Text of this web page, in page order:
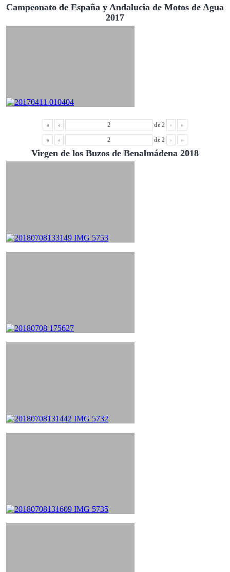
Campeonato de España y Andalucia de Motos de Agua
2017
« ‹ de 2 › »
« ‹ de 2 › »
Virgen de los Buzos de Benalmádena 2018